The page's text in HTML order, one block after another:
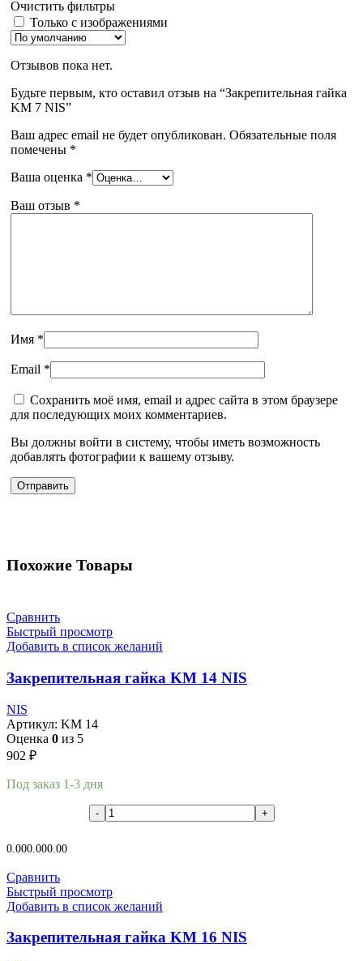
Очистить фильтры
Только с изображениями
Отзывов пока нет.
Будьте первым, кто оставил отзыв на “Закрепительная гайка
KM 7 NIS”
Ваш адрес email не будет опубликован. Обязательные поля
помечены *
Ваша оценка *
Ваш отзыв *
Имя *
Email *
Сохранить моё имя, email и адрес сайта в этом браузере
для последующих моих комментариев.
Вы должны войти в систему, чтобы иметь возможность
добавлять фотографии к вашему отзыву.
Похожие Товары
Сравнить
Быстрый просмотр
Добавить в список желаний
Закрепительная гайка KM 14 NIS
NIS
Артикул: KM 14
Оценка 0 из 5
902 ₽
Под заказ 1-3 дня
0.000.000.00
Сравнить
Быстрый просмотр
Добавить в список желаний
Закрепительная гайка KM 16 NIS